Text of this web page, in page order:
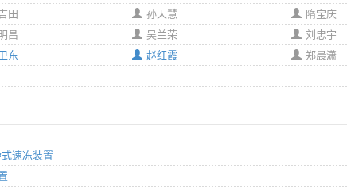
田
昌
东
孙天慧
隋宝庆
吴兰荣
刘忠宇
赵红霞
郑晨潇
速冻装置